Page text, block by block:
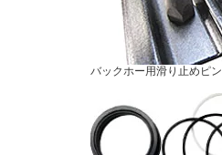
バックホー用滑り止めピン